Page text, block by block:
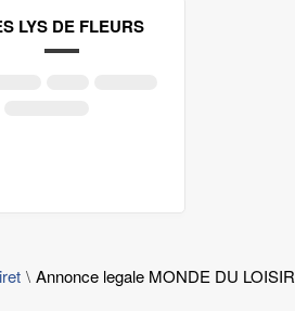
LYS DE FLEURS
Annonce legale MONDE DU LOISIR